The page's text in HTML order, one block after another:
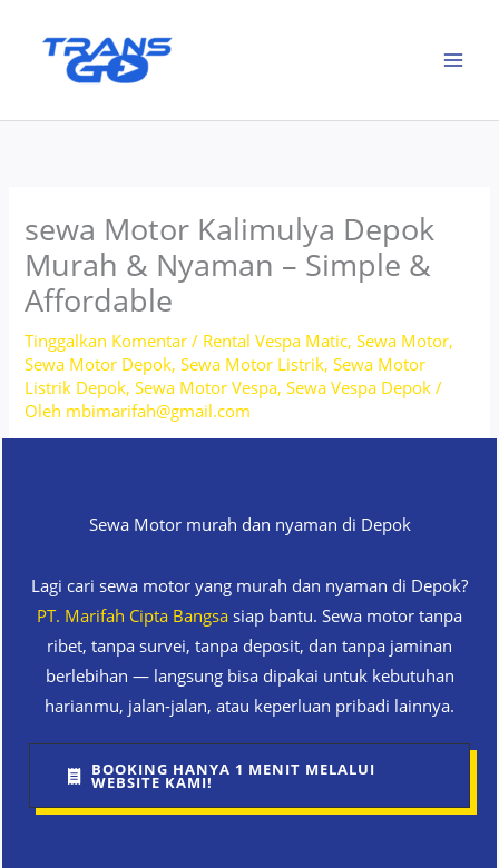
sewa Motor Kalimulya Depok
Murah & Nyaman – Simple &
Affordable
Tinggalkan Komentar / Rental Vespa Matic,Sewa Motor,
Sewa Motor Depok,Sewa Motor Listrik,Sewa Motor
Listrik Depok,Sewa Motor Vespa,Sewa Vespa Depok /
Oleh mbimarifah@gmail.com
Sewa Motor murah dan nyaman di Depok
Lagi cari sewa motor yang murah dan nyaman di Depok?
PT. Marifah Cipta Bangsa siap bantu. Sewa motor tanpa
ribet, tanpa survei, tanpa deposit, dan tanpa jaminan
berlebihan — langsung bisa dipakai untuk kebutuhan
harianmu, jalan-jalan, atau keperluan pribadi lainnya.
BOOKING HANYA 1 MENIT MELALUI
WEBSITE KAMI!